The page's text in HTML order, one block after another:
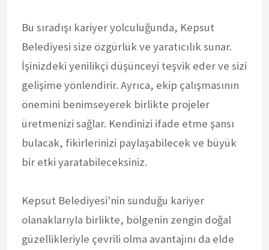
Bu sıradışı kariyer yolculuğunda, Kepsut
Belediyesi size özgürlük ve yaratıcılık sunar.
İşinizdeki yenilikçi düşünceyi teşvik eder ve sizi
gelişime yönlendirir. Ayrıca, ekip çalışmasının
önemini benimseyerek birlikte projeler
üretmenizi sağlar. Kendinizi ifade etme şansı
bulacak, fikirlerinizi paylaşabilecek ve büyük
bir etki yaratabileceksiniz.
Kepsut Belediyesi'nin sunduğu kariyer
olanaklarıyla birlikte, bölgenin zengin doğal
güzellikleriyle çevrili olma avantajını da elde